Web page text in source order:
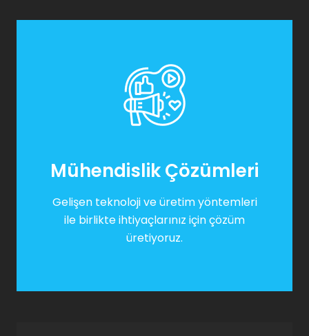
Mühendislik Çözümleri
Gelişen teknoloji ve üretim yöntemleri
ile birlikte ihtiyaçlarınız için çözüm
üretiyoruz.